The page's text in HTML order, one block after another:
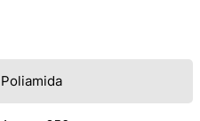
Poliamida